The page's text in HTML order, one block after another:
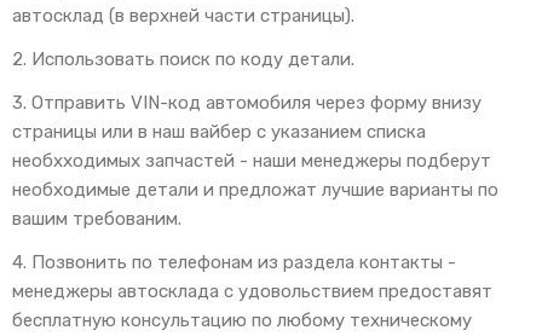
автосклад (в верхней части страницы).
2. Использовать поиск по коду детали.
3. Отправить VIN-код автомобиля через форму внизу
страницы или в наш вайбер с указанием списка
необхходимых запчастей - наши менеджеры подберут
необходимые детали и предложат лучшие варианты по
вашим требованим.
4. Позвонить по телефонам из раздела контакты -
менеджеры автосклада с удовольствием предоставят
бесплатную консультацию по любому техническому